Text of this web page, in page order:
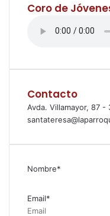
Coro de
Contacto
Avda. Villamayor, 87
Nombre*
Email*